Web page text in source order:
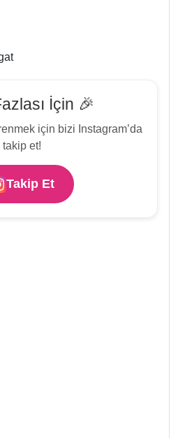
İçin 🎉
için bizi Instagram’da
takip et!
Takip Et